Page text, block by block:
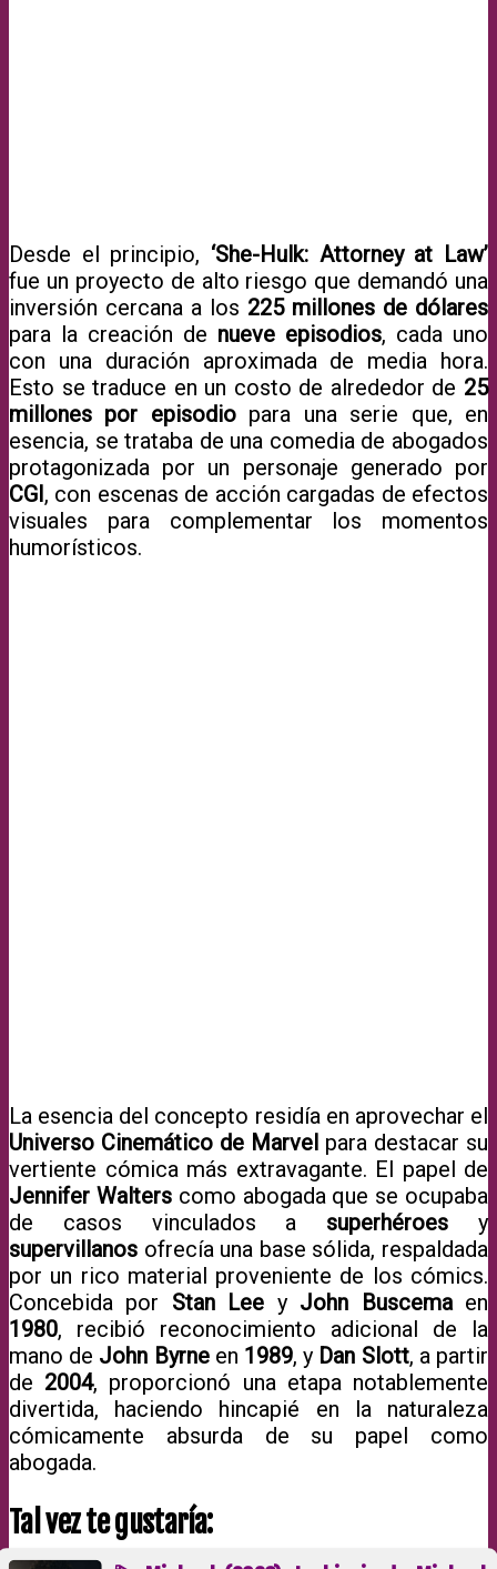
Desde el principio, ‘She-Hulk: Attorney at Law’
fue un proyecto de alto riesgo que demandó una
inversión cercana a los 225 millones de dólares
para la creación de nueve episodios, cada uno
con una duración aproximada de media hora.
Esto se traduce en un costo de alrededor de 25
millones por episodiopara una serie que, en
esencia, se trataba de una comedia de abogados
protagonizada por un personaje generado por
CGI, con escenas de acción cargadas de efectos
visuales para complementar los momentos
humorísticos.
La esencia del concepto residía en aprovechar el
Universo Cinemático de Marvel para destacar su
vertiente cómica más extravagante. El papel de
Jennifer Walterscomo abogada que se ocupaba
de casos vinculados a superhéroes y
supervillanos ofrecía una base sólida, respaldada
por un rico material proveniente de los cómics.
Concebida por Stan Lee y John Buscemaen
1980, recibió reconocimiento adicional de la
mano de John Byrneen 1989, y Dan Slott, a partir
de 2004, proporcionó una etapa notablemente
divertida, haciendo hincapié en la naturaleza
cómicamente absurda de su papel como
abogada.
Tal vez te gustaría: